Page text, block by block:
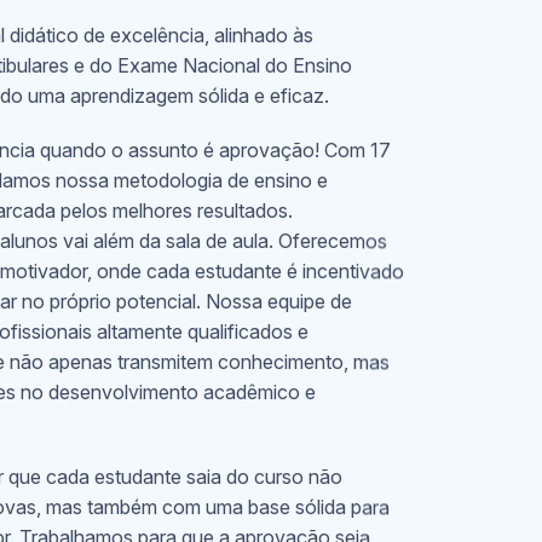
didático de excelência, alinhado às
e do Exame Nacional do Ensino
uma aprendizagem sólida e eficaz.
quando o assunto é aprovação! Com 17
nossa metodologia de ensino e
pelos melhores resultados.
vai além da sala de aula. Oferecemos
onde cada estudante é incentivado
no próprio potencial. Nossa equipe de
altamente qualificados e
apenas transmitem conhecimento, mas
cada estudante saia do curso não
mas também com uma base sólida para